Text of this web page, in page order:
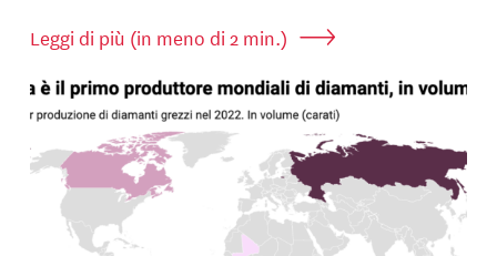
Leggi di più (in meno di 2 min.)